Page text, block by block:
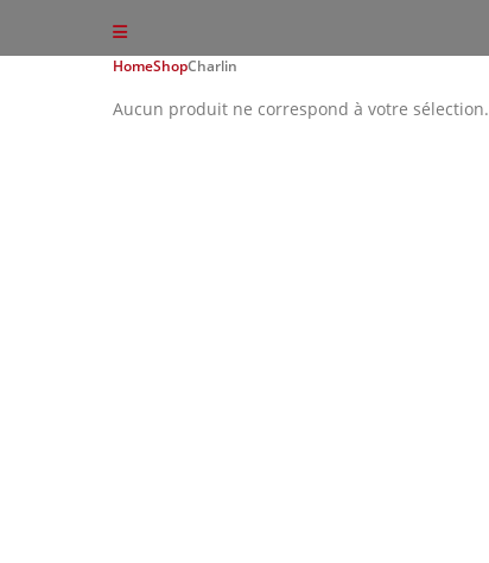
HomeShopCharlin
Aucun produit ne correspond à votre sélection.